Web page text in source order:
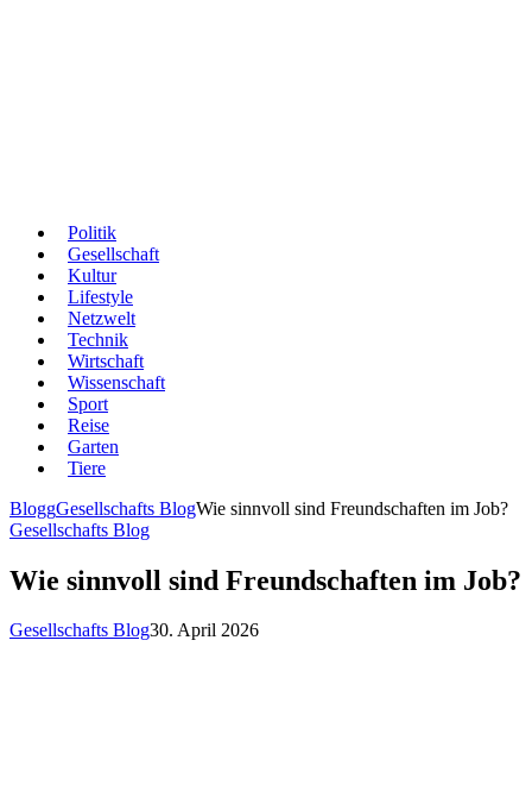
Politik
Gesellschaft
Kultur
Lifestyle
Netzwelt
Technik
Wirtschaft
Wissenschaft
Sport
Reise
Garten
Tiere
BloggGesellschafts BlogWie sinnvoll sind Freundschaften im Job?
Gesellschafts Blog
Wie sinnvoll sind Freundschaften im Job?
Gesellschafts Blog30. April 2026